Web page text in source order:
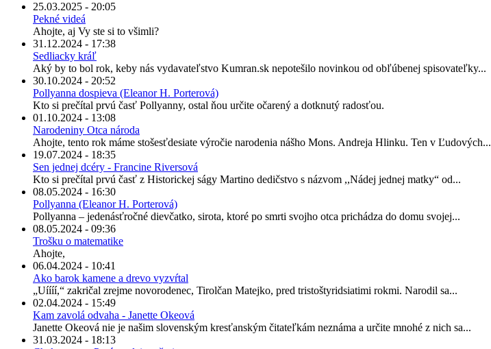
25.03.2025 - 20:05
Pekné videá
Ahojte, aj Vy ste si to všimli?
31.12.2024 - 17:38
Sedliacky kráľ
Aký by to bol rok, keby nás vydavateľstvo Kumran.sk nepotešilo novinkou od obľúbenej spisovateľky...
30.10.2024 - 20:52
Pollyanna dospieva (Eleanor H. Porterová)
Kto si prečítal prvú časť Pollyanny, ostal ňou určite očarený a dotknutý radosťou.
01.10.2024 - 13:08
Narodeniny Otca národa
Ahojte, tento rok máme stošesťdesiate výročie narodenia nášho Mons. Andreja Hlinku. Ten v Ľudových...
19.07.2024 - 18:35
Sen jednej dcéry - Francine Riversová
Kto si prečítal prvú časť z Historickej ságy Martino dedičstvo s názvom ,,Nádej jednej matky“ od...
08.05.2024 - 16:30
Pollyanna (Eleanor H. Porterová)
Pollyanna – jedenásťročné dievčatko, sirota, ktoré po smrti svojho otca prichádza do domu svojej...
08.05.2024 - 09:36
Trošku o matematike
Ahojte,
06.04.2024 - 10:41
Ako barok kamene a drevo vyzvŕtal
„Uíííí,“ zakričal zrejme novorodenec, Tirolčan Matejko, pred tristoštyridsiatimi rokmi. Narodil sa...
02.04.2024 - 15:49
Kam zavolá odvaha - Janette Okeová
Janette Okeová nie je našim slovenským kresťanským čitateľkám neznáma a určite mnohé z nich sa...
31.03.2024 - 18:13